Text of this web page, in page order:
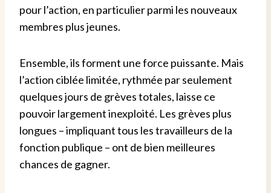
pour l’action, en particulier parmi les nouveaux
membres plus jeunes.
Ensemble, ils forment une force puissante. Mais
l’action ciblée limitée, rythmée par seulement
quelques jours de grèves totales, laisse ce
pouvoir largement inexploité. Les grèves plus
longues – impliquant tous les travailleurs de la
fonction publique – ont de bien meilleures
chances de gagner.